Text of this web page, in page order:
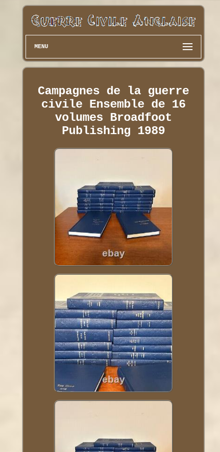
MENU
Campagnes de la guerre
civile Ensemble de 16
volumes Broadfoot
Publishing 1989